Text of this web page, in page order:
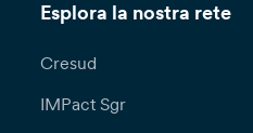
Esplora la nostra rete
Cresud
IMPact Sgr